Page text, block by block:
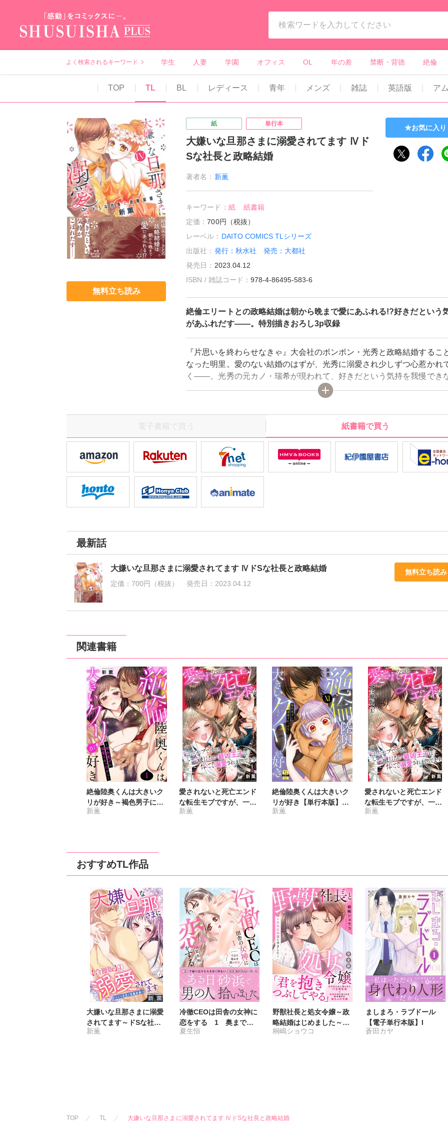
よく検索されるキーワード 学生 人妻 学園 オフィス OL 年の差 禁断・背徳 絶倫
TOP TL BL レディース 青年 メンズ 雑誌 英語版 ア
無料立ち読み
紙 単行本
大嫌いな旦那さまに溺愛されてます Ⅳド
Sな社長と政略結婚
著者名： 新薫
キーワード： 紙
紙書籍
定価：700円（税抜）
レーベル： DAITO COMICS TLシリーズ
出版社： 発行：秋水社 発売：大都社
発売日： 2023.04.12
ISBN / 雑誌コード： 978-4-86495-583-6
お気に入り
絶倫エリートとの政略結婚は朝から晩まで愛にあふれる!?好きだという
があふれだす――。特別描きおろし3p収録
『片思いを終わらせなきゃ』大会社のボンボン・光秀と政略結婚するこ
なった明里。愛のない結婚のはずが、光秀に溺愛され少しずつ心惹かれ
く――。光秀の元カノ・瑞希が現われて、好きだという気持を我慢でき
なった明里は、家を飛び出してしまったのだが――!?
電子書籍で買う 紙書籍で買う
最新話
大嫌いな旦那さまに溺愛されてます ⅣドSな社長と政略結婚
定価：700円（税抜） 発売日： 2023.04.12
無料立ち読み
関連書籍
絶倫陸奥くんは大きいク
リが好き～褐色男子に溺
愛されっぱなし～
新薫
愛されないと死亡エンド
な転生モブですが、一番
避けたい最凶王子に体ご
新薫
絶倫陸奥くんは大きいク
リが好き【単行本版】～
褐色男子に溺愛されっぱ
新薫
愛されないと死亡エンド
な転生モブですが、一番
避けたい最凶王子に体ご
新薫
おすすめTL作品
大嫌いな旦那さまに溺愛
されてます～ドSな社長
と政略結婚～【合冊版】
新薫
冷徹CEOは田舎の女神に
恋をする 1 奥まで溶
かす深い熱愛
夏生恒
野獣社長と処女令嬢～政
略結婚はじめました～
【完全版】
桐嶋ショウコ
ましまろ・ラブドール
【電子単行本版】I
蒼田カヤ
TOP TL 大嫌いな旦那さまに溺愛されてます ⅣドSな社長と政略結婚